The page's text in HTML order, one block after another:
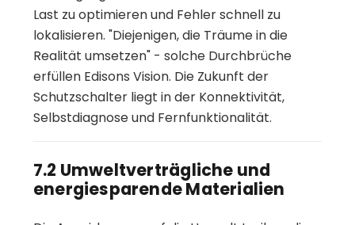
Last zu optimieren und Fehler schnell zu
lokalisieren. "Diejenigen, die Träume in die
Realität umsetzen" - solche Durchbrüche
erfüllen Edisons Vision. Die Zukunft der
Schutzschalter liegt in der Konnektivität,
Selbstdiagnose und Fernfunktionalität.
7.2 Umweltverträgliche und
energiesparende Materialien